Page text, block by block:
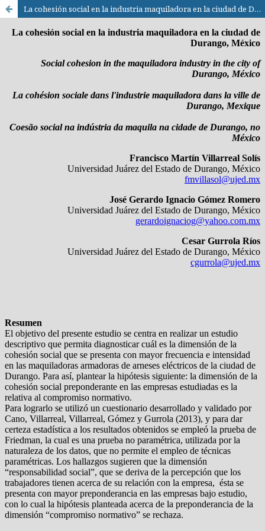
La cohesión social en la industria maquiladora en la ciudad de Durango, México / Social cohesion in the maquiladora industry in the city of Durango, México